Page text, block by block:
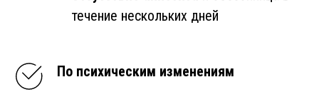
течение нескольких дней
По психическим изменениям